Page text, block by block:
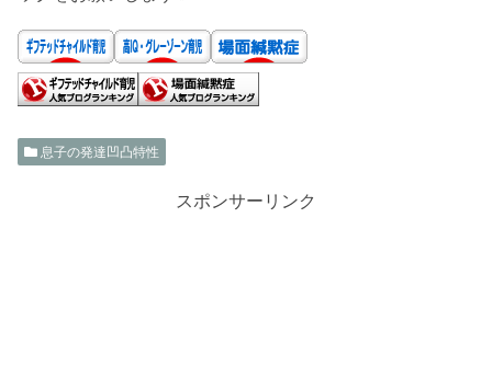
息子の発達凹凸特性
スポンサーリンク